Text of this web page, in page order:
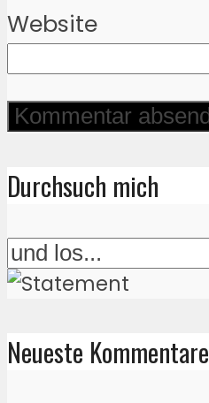
Website
Durchsuch mich
Neueste Kommentare